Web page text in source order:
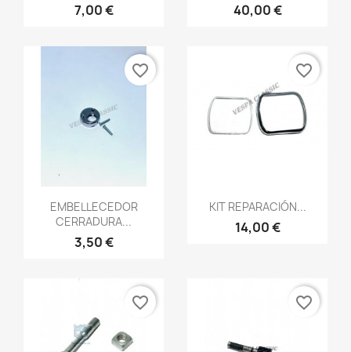
7,00 € 40,00 €
Vista rápida
EMBELLECEDOR
CERRADURA...
3,50 €
favorite_border
Vista rápida
KIT REPARACIÓN...
14,00 €
favorite_border
favorite_border favorite_border